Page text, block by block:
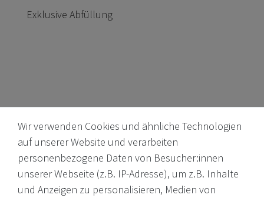
Exklusive Abfüllung
Internationale Weine, Brände, Feinkost & mehr. Entdecken Sie
unser Sortiment online oder in unserem Ladengeschäft. Wenn
Wir verwenden Cookies und ähnliche Technologien
auf unserer Website und verarbeiten
personenbezogene Daten von Besucher:innen
unserer Webseite (z.B. IP-Adresse), um z.B. Inhalte
und Anzeigen zu personalisieren, Medien von